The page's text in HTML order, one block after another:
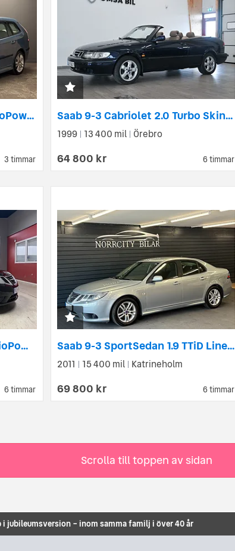
3 timmar
Saab 9-3 SportCombi 1.8t BioPower Linear DRAG
6 timmar
Saab 9-3 Cabriolet 2.0 Turbo Skinn 200hk
1999 | 13 400 mil | Örebro
64 800 kr
6 timmar
Saab 9-3 SportCombi 2.0t BioPower Vector Euro 5
6 timmar
Saab 9-3 SportSedan 1.9 TTiD Linear 160 hk / Drag / Nybesiktigad
2011 | 15 400 mil | Katrineholm
69 800 kr
Scrolla till toppen av sidan
i jubileumsversion – inom samma familj i över 40 år